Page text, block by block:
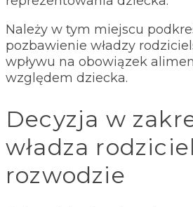
Należy w tym miejscu
pozbawienie władzy
wpływu na obowiązek
względem dziecka.
Decyzja w
władza
rozwodzie